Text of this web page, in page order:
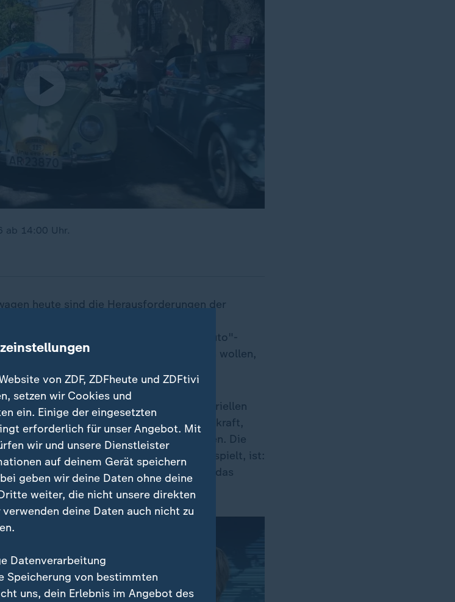
ab 14:00 Uhr.
heute sind die Herausforderungen der
Kosten, die Konkurrenz aus
der Elektromobilität. Die satten "Das Auto"-
lange Zeit nicht wahrhaben lassen wollen,
seinen Autos lange Zeit für den industriellen
Wirtschaftswunder, für die Innovationskraft,
Transformation auseinandersetzen. Die
bei der Aufsichtsratssitzung eine Rolle spielt, ist:
anknüpfen? Woher die Innovationskraft, das
von ZDF, ZDFheute und ZDFtivi
setzen wir Cookies und
ein. Einige der eingesetzten
erforderlich für unser Angebot. Mit
wir und unsere Dienstleister
auf deinem Gerät speichern
geben wir deine Daten ohne deine
weiter, die nicht unsere direkten
deine Daten auch nicht zu
Datenverarbeitung
Speicherung von bestimmten
uns, dein Erlebnis im Angebot des